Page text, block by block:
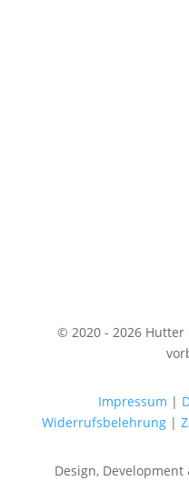
© 2020 - 2026
Impressum |
Widerrufsbelehrung |
Design, Development